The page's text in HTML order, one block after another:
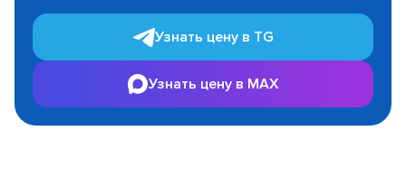
Узнать цену в TG
Узнать цену в MAX